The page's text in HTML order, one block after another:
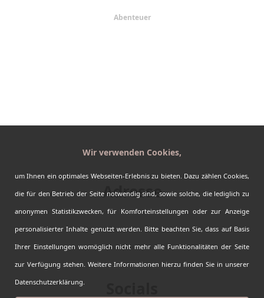
Abenteuer
Datenschutz
Barrierefreiheit
Adresse
Kanada-Urlaub.de by Fasten your Seatbelts
06071 - 826 1000
Wir verwenden Cookies,
um Ihnen ein optimales Webseiten-Erlebnis zu bieten. Dazu zählen Cookies,
die für den Betrieb der Seite notwendig sind, sowie solche, die lediglich zu
anonymen Statistikzwecken, für Komforteinstellungen oder zur Anzeige
personalisierter Inhalte genutzt werden. Bitte beachten Sie, dass auf Basis
Ihrer Einstellungen womöglich nicht mehr alle Funktionalitäten der Seite
zur Verfügung stehen. Weitere Informationen hierzu finden Sie in unserer
Datenschutzerklärung.